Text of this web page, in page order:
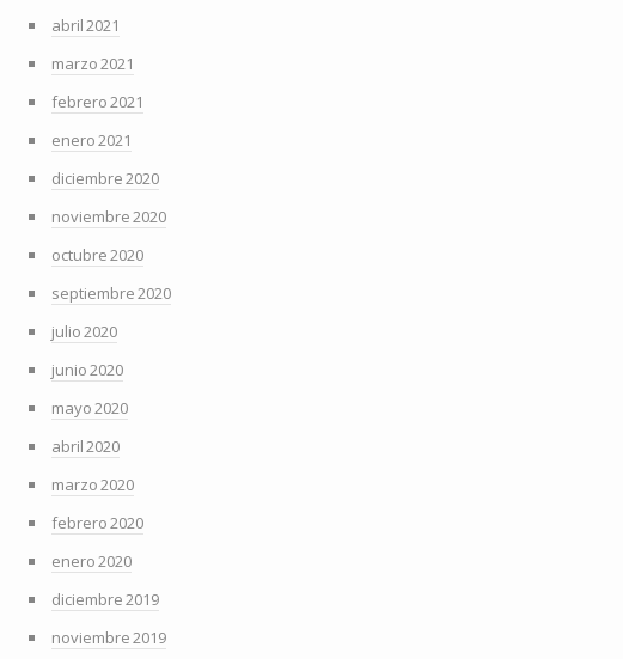
abril 2021
marzo 2021
febrero 2021
enero 2021
diciembre 2020
noviembre 2020
octubre 2020
septiembre 2020
julio 2020
junio 2020
mayo 2020
abril 2020
marzo 2020
febrero 2020
enero 2020
diciembre 2019
noviembre 2019